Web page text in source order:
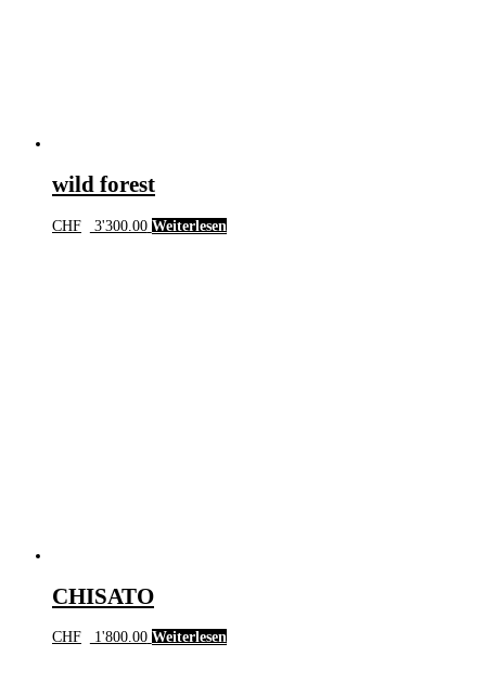
wild forest
CHF 3'300.00 Weiterlesen
CHISATO
CHF 1'800.00 Weiterlesen